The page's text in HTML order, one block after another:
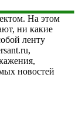
На этом
ни какие
ленту
новостей